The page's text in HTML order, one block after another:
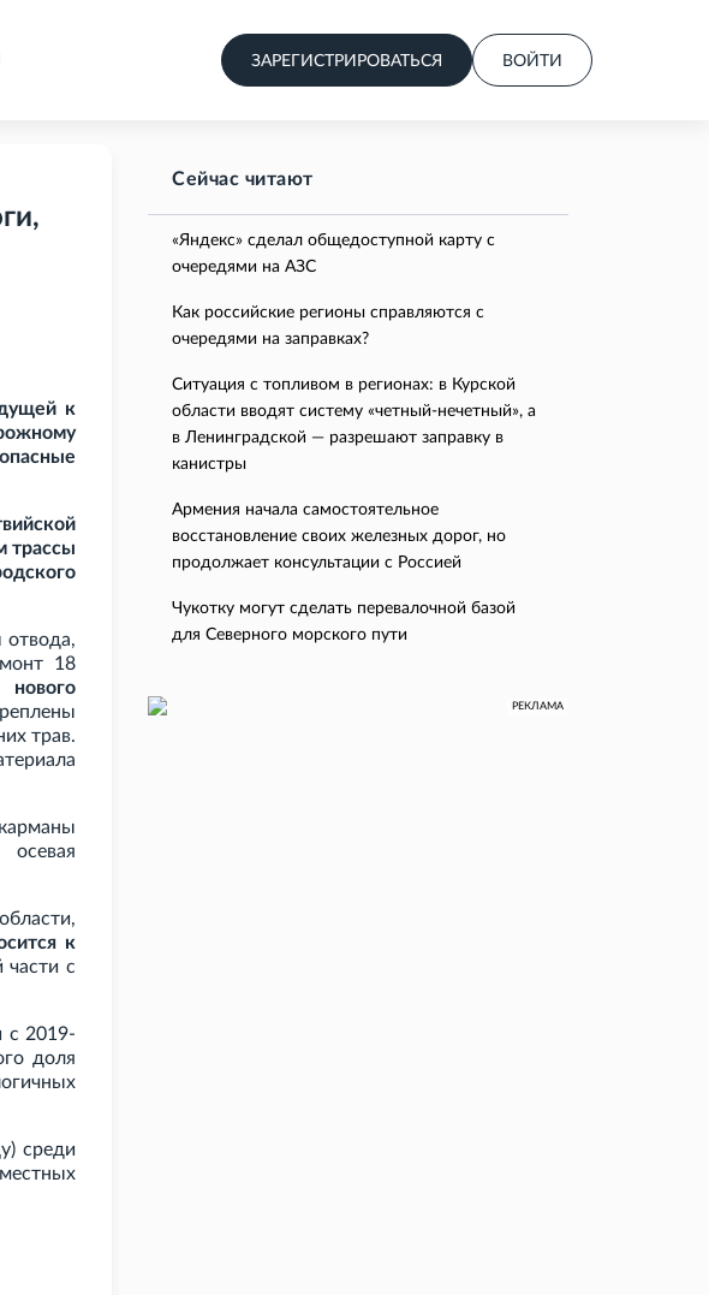
ЗАРЕГИСТРИРОВАТЬСЯ ВОЙТИ
к
трассы
отвода,
18
нового
трав.
к
с
с 2019-
доля
среди
Сейчас читают
«Яндекс» сделал общедоступной карту с
очередями на АЗС
Как российские регионы справляются с
очередями на заправках?
Ситуация с топливом в регионах: в Курской
области вводят систему «четный-нечетный», а
в Ленинградской — разрешают заправку в
канистры
Армения начала самостоятельное
восстановление своих железных дорог, но
продолжает консультации с Россией
Чукотку могут сделать перевалочной базой
для Северного морского пути
РЕКЛАМА